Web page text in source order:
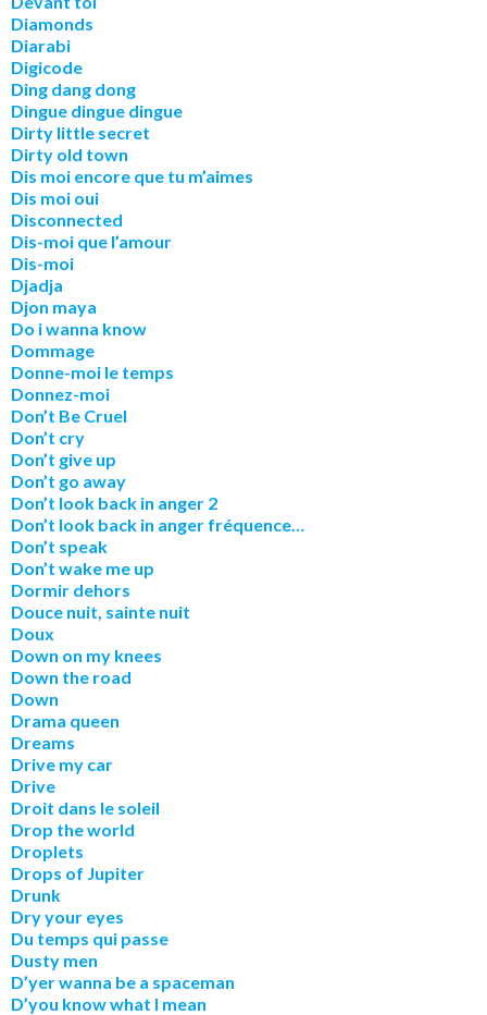
Diamonds
Diarabi
Digicode
Ding dang dong
Dingue dingue dingue
Dirty little secret
Dirty old town
Dis moi encore que tu m’aimes
Dis moi oui
Disconnected
Dis-moi que l’amour
Dis-moi
Djadja
Djon maya
Do i wanna know
Dommage
Donne-moi le temps
Donnez-moi
Don’t Be Cruel
Don’t cry
Don’t give up
Don’t go away
Don’t look back in anger 2
Don’t look back in anger fréquence…
Don’t speak
Don’t wake me up
Dormir dehors
Douce nuit, sainte nuit
Doux
Down on my knees
Down the road
Down
Drama queen
Dreams
Drive my car
Drive
Droit dans le soleil
Drop the world
Droplets
Drops of Jupiter
Drunk
Dry your eyes
Du temps qui passe
Dusty men
D’yer wanna be a spaceman
D’you know what I mean